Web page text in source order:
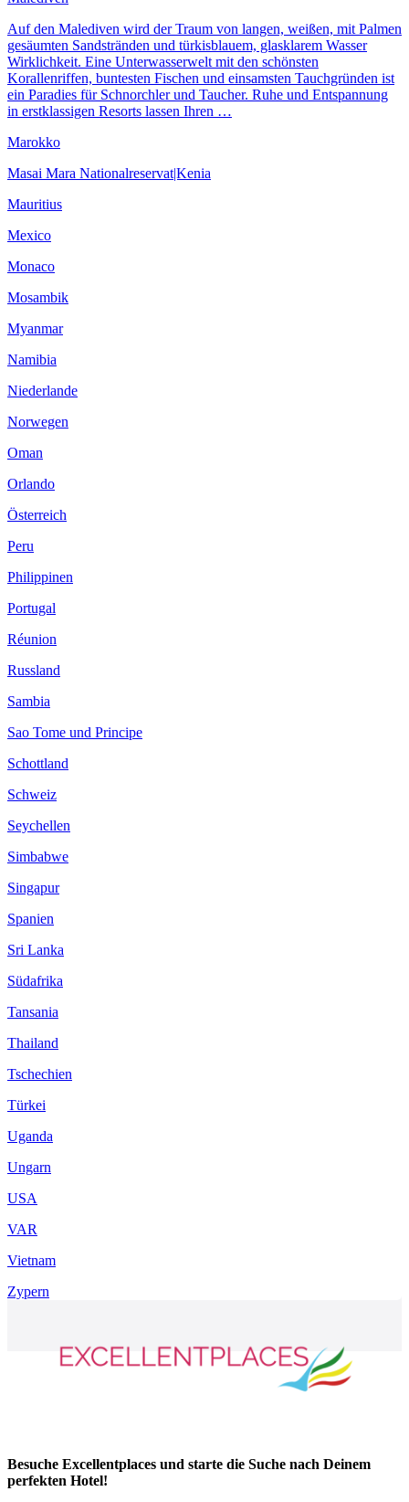
Auf den Malediven wird der Traum von langen, weißen, mit Palmen
gesäumten Sandstränden und türkisblauem, glasklarem Wasser
Wirklichkeit. Eine Unterwasserwelt mit den schönsten
Korallenriffen, buntesten Fischen und einsamsten Tauchgründen ist
ein Paradies für Schnorchler und Taucher. Ruhe und Entspannung
in erstklassigen Resorts lassen Ihren …
Marokko
Masai Mara Nationalreservat|Kenia
Mauritius
Mexico
Monaco
Mosambik
Myanmar
Namibia
Niederlande
Norwegen
Oman
Orlando
Österreich
Peru
Philippinen
Portugal
Réunion
Russland
Sambia
Sao Tome und Principe
Schottland
Schweiz
Seychellen
Simbabwe
Singapur
Spanien
Sri Lanka
Südafrika
Tansania
Thailand
Tschechien
Türkei
Uganda
Ungarn
USA
VAR
Vietnam
Zypern
Besuche Excellentplaces und starte die Suche nach Deinem
perfekten Hotel!